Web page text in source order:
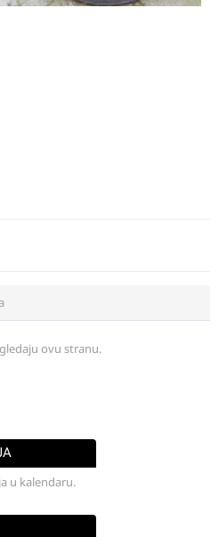
ovu stranu.
u kalendaru.